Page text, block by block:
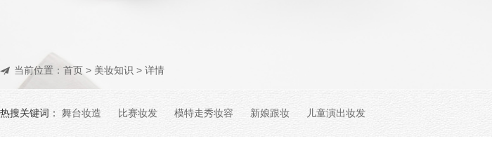
当前位置： 首页 > 美妆知识 > 详情
热搜关键词： 舞台妆造 比赛妆发 模特走秀妆容 新娘跟妆 儿童演出妆发